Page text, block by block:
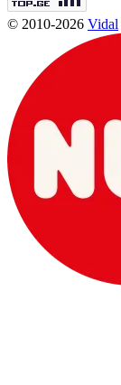
© 2010-2026 Vidal